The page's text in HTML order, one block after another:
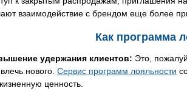
взаимодействие с брендом еще более
Как программа
удержания клиентов: Это,
нового. Сервис программ лояльности
ценность.